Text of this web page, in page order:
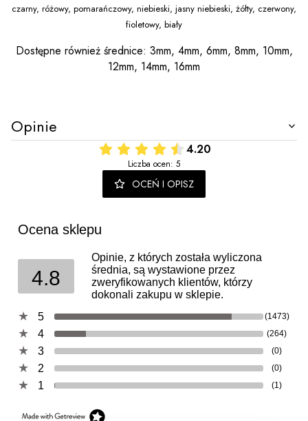
czarny, różowy, pomarańczowy, niebieski, jasny niebieski, żółty, czerwony,
fioletowy, biały
Dostępne również średnice: 3mm, 4mm, 6mm, 8mm, 10mm,
12mm, 14mm, 16mm
Opinie
4.20
Liczba ocen: 5
OCEŃ I OPISZ
Ocena sklepu
4.8
Opinie, z których została wyliczona
średnia, są wystawione przez
zweryfikowanych klientów, którzy
dokonali zakupu w sklepie.
5
(1473)
4 (264)
3 (0)
2 (0)
1 (1)